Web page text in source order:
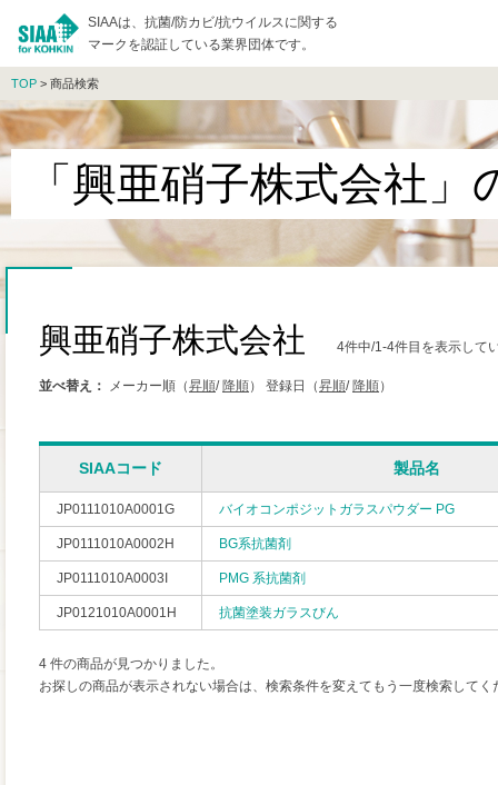
SIAAは、抗菌/防カビ/抗ウイルスに関する
マークを認証している業界団体です。
TOP > 商品検索
「興亜硝子株式会社」
興亜硝子株式会社 4件中/1-4件目を表示して
並べ替え： メーカー順（昇順/ 降順） 登録日（昇順/ 降順）
SIAAコード 製品名
JP0111010A0001G バイオコンポジットガラスパウダー PG
JP0111010A0002H BG系抗菌剤
JP0111010A0003I PMG 系抗菌剤
JP0121010A0001H 抗菌塗装ガラスびん
4 件の商品が見つかりました。
お探しの商品が表示されない場合は、検索条件を変えてもう一度検索してく